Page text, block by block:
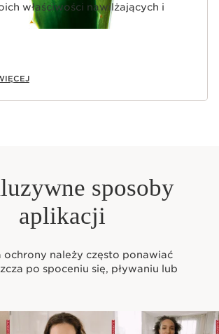
właściwości nawilżających i
sposoby
aplikacji
ochrony należy często ponawiać
po spoceniu się, pływaniu lub